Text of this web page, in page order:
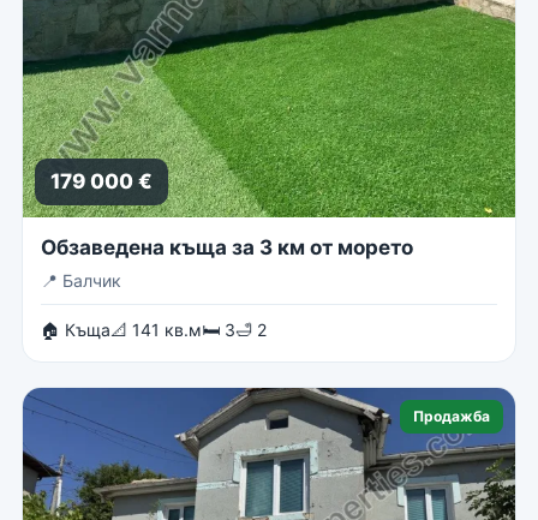
179 000 €
Обзаведена къща за 3 км от морето
📍 Балчик
🏠 Къща📐 141 кв.м🛏 3🛁 2
Продажба